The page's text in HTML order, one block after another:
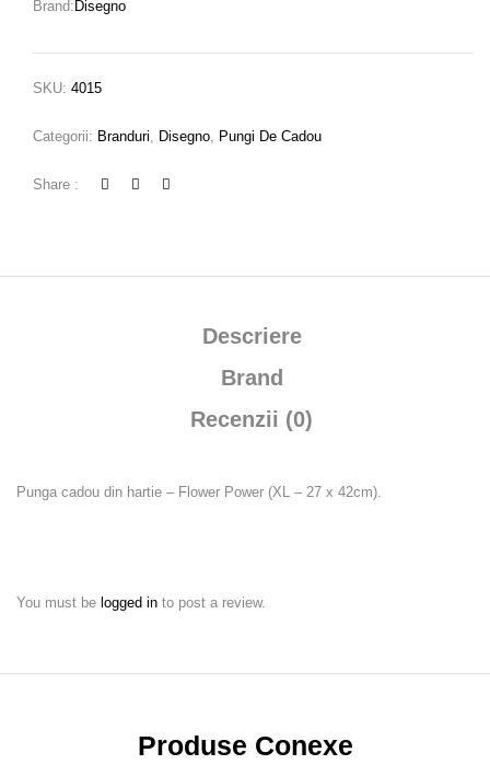
-
(XL
27
Brand: Disegno
SKU: 4015
Categorii: Branduri Disegno Pungi De Cadou
Share :
Descriere
Brand
Recenzii (0)
Punga cadou din hartie – Flower Power (XL – 27 x 42cm).
You must be logged in to post a review.
Produse Conexe